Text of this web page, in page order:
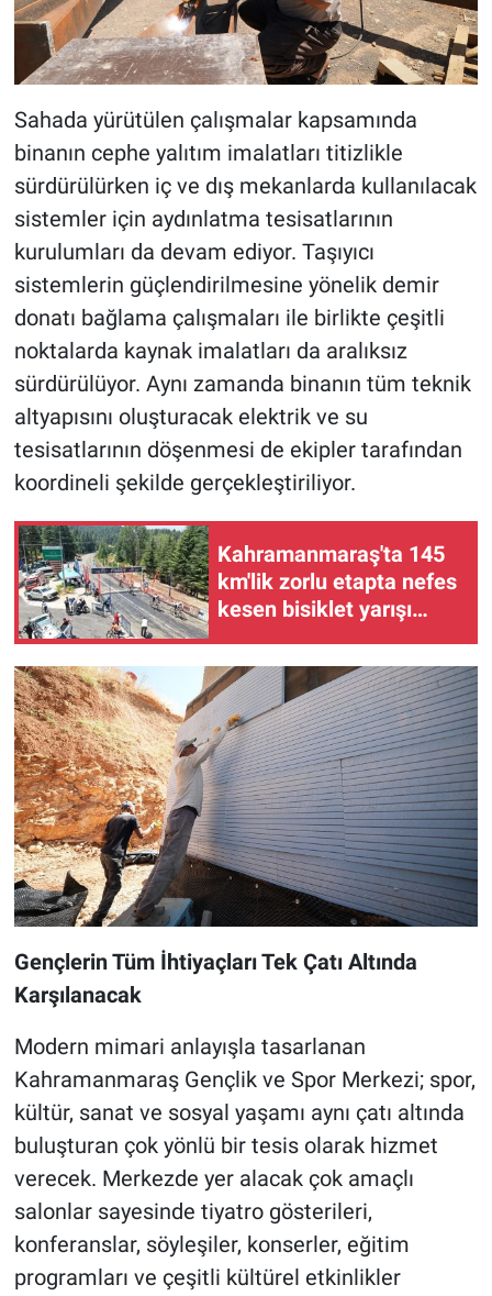
Sahada yürütülen çalışmalar kapsamında
binanın cephe yalıtım imalatları titizlikle
sürdürülürken iç ve dış mekanlarda kullanılacak
sistemler için aydınlatma tesisatlarının
kurulumları da devam ediyor. Taşıyıcı
sistemlerin güçlendirilmesine yönelik demir
donatı bağlama çalışmaları ile birlikte çeşitli
noktalarda kaynak imalatları da aralıksız
sürdürülüyor. Aynı zamanda binanın tüm teknik
altyapısını oluşturacak elektrik ve su
tesisatlarının döşenmesi de ekipler tarafından
koordineli şekilde gerçekleştiriliyor.
Kahramanmaraş'ta 145
km'lik zorlu etapta nefes
kesen bisiklet yarışı
Gençlerin Tüm İhtiyaçları Tek Çatı Altında
Karşılanacak
Modern mimari anlayışla tasarlanan
Kahramanmaraş Gençlik ve Spor Merkezi; spor,
kültür, sanat ve sosyal yaşamı aynı çatı altında
buluşturan çok yönlü bir tesis olarak hizmet
verecek. Merkezde yer alacak çok amaçlı
salonlar sayesinde tiyatro gösterileri,
konferanslar, söyleşiler, konserler, eğitim
programları ve çeşitli kültürel etkinlikler